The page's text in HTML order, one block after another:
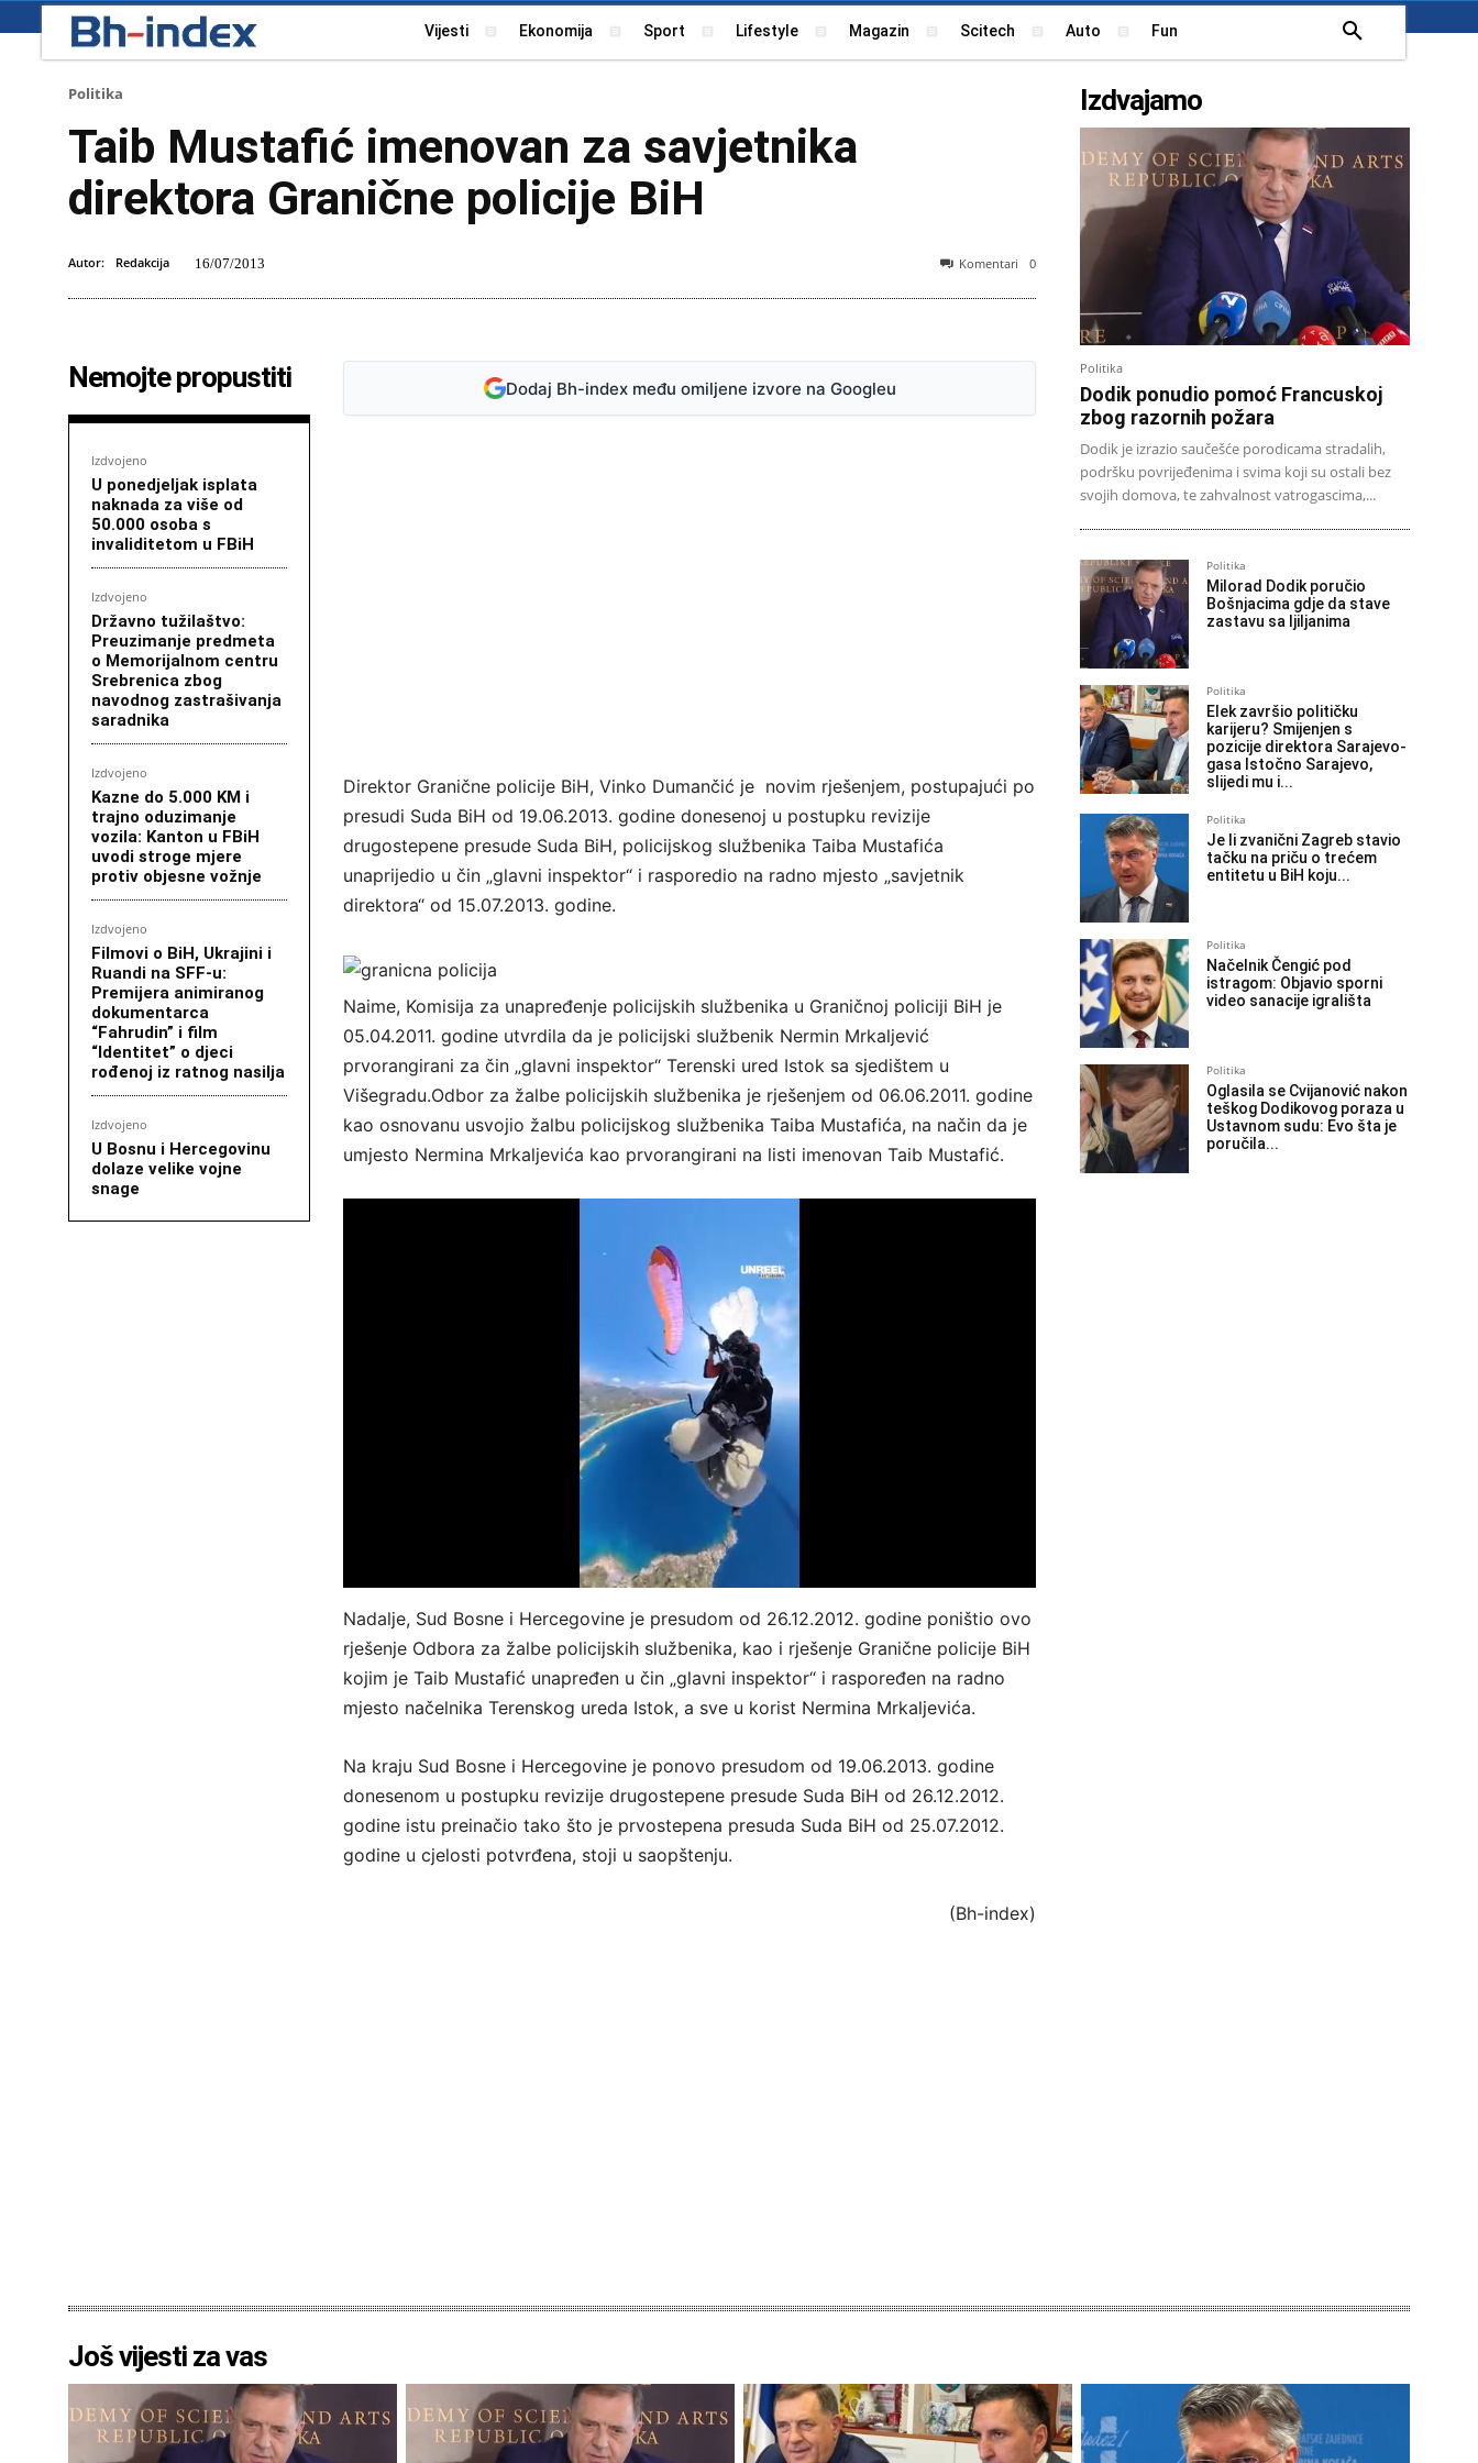
Vijesti Ekonomija Sport Lifestyle Magazin Scitech Auto Fun
Politika
Taib Mustafić imenovan za savjetnika
direktora Granične policije BiH
Autor: Redakcija 16/07/2013 Komentari 0
Nemojte propustiti
Izdvojeno
U ponedjeljak isplata
naknada za više od
50.000 osoba s
invaliditetom u FBiH
Izdvojeno
Državno tužilaštvo:
Preuzimanje predmeta
o Memorijalnom centru
Srebrenica zbog
navodnog zastrašivanja
saradnika
Izdvojeno
Kazne do 5.000 KM i
trajno oduzimanje
vozila: Kanton u FBiH
uvodi stroge mjere
protiv objesne vožnje
Izdvojeno
Filmovi o BiH, Ukrajini i
Ruandi na SFF-u:
Premijera animiranog
dokumentarca
“Fahrudin” i film
“Identitet” o djeci
rođenoj iz ratnog nasilja
Izdvojeno
U Bosnu i Hercegovinu
dolaze velike vojne
snage
Dodaj Bh-index među omiljene izvore na Googleu
Direktor Granične policije BiH, Vinko Dumančić je novim rješenjem, postupajući po
presudi Suda BiH od 19.06.2013. godine donesenoj u postupku revizije
drugostepene presude Suda BiH, policijskog službenika Taiba Mustafića
unaprijedio u čin „glavni inspektor“ i rasporedio na radno mjesto „savjetnik
direktora“ od 15.07.2013. godine.
Naime, Komisija za unapređenje policijskih službenika u Graničnoj policiji BiH je
05.04.2011. godine utvrdila da je policijski službenik Nermin Mrkaljević
prvorangirani za čin „glavni inspektor“ Terenski ured Istok sa sjedištem u
Višegradu.Odbor za žalbe policijskih službenika je rješenjem od 06.06.2011. godine
kao osnovanu usvojio žalbu policijskog službenika Taiba Mustafića, na način da je
umjesto Nermina Mrkaljevića kao prvorangirani na listi imenovan Taib Mustafić.
Nadalje, Sud Bosne i Hercegovine je presudom od 26.12.2012. godine poništio ovo
rješenje Odbora za žalbe policijskih službenika, kao i rješenje Granične policije BiH
kojim je Taib Mustafić unapređen u čin „glavni inspektor“ i raspoređen na radno
mjesto načelnika Terenskog ureda Istok, a sve u korist Nermina Mrkaljevića.
Na kraju Sud Bosne i Hercegovine je ponovo presudom od 19.06.2013. godine
donesenom u postupku revizije drugostepene presude Suda BiH od 26.12.2012.
godine istu preinačio tako što je prvostepena presuda Suda BiH od 25.07.2012.
godine u cjelosti potvrđena, stoji u saopštenju.
(Bh-index)
Izdvajamo
Politika
Dodik ponudio pomoć Francuskoj
zbog razornih požara
Dodik je izrazio saučešće porodicama stradalih,
podršku povrijeđenima i svima koji su ostali bez
svojih domova, te zahvalnost vatrogascima,...
Politika
Milorad Dodik poručio
Bošnjacima gdje da stave
zastavu sa ljiljanima
Politika
Elek završio političku
karijeru? Smijenjen s
pozicije direktora Sarajevo-
gasa Istočno Sarajevo,
slijedi mu i...
Politika
Je li zvanični Zagreb stavio
tačku na priču o trećem
entitetu u BiH koju...
Politika
Načelnik Čengić pod
istragom: Objavio sporni
video sanacije igrališta
Politika
Oglasila se Cvijanović nakon
teškog Dodikovog poraza u
Ustavnom sudu: Evo šta je
poručila...
Još vijesti za vas